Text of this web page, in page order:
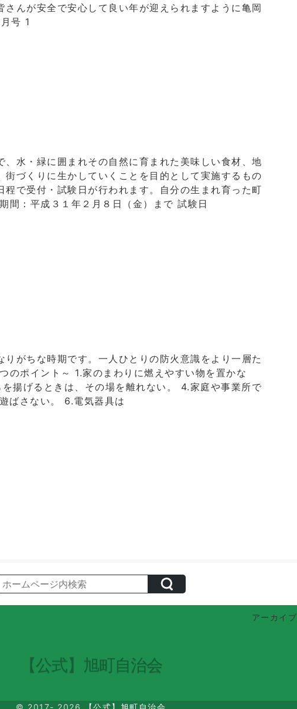
んが安全で安心して良い年が迎えられますように亀岡
号 1
水・緑に囲まれその自然に育まれた美味しい食材、地
づくりに生かしていくことを目的として実施するもの
で受付・試験日が行われます。自分の生まれ育った町
間：平成３１年２月８日（金）まで 試験日
がちな時期です。一人ひとりの防火意識をより一層た
のポイント～ 1.家のまわりに燃えやすい物を置かな
揚げるときは、その場を離れない。 4.家庭や事業所で
ばさない。 6.電気器具は
アーカイブ
【公式】旭町自治会
© 2017- 2026 【公式】旭町自治会